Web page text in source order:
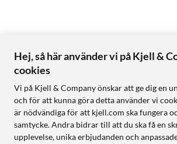
Hej, så här använder vi på Kjell &
cookies
Vi på Kjell & Company önskar att ge dig en
och för att kunna göra detta använder vi
är nödvändiga för att kjell.com ska fungera
samtycke. Andra bidrar till att du ska få en
upplevelse, unika erbjudanden och